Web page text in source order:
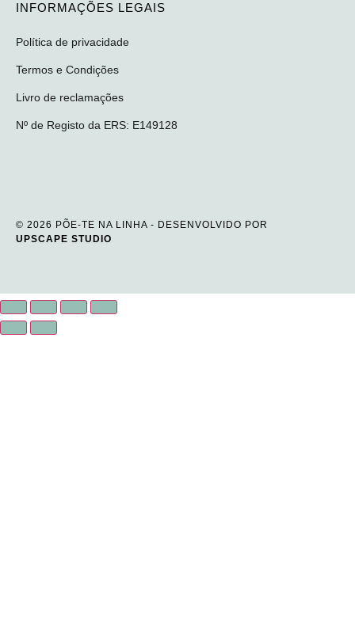
INFORMAÇÕES LEGAIS
Política de privacidade
Termos e Condições
Livro de reclamações
Nº de Registo da ERS: E149128
© 2026 PÕE-TE NA LINHA - DESENVOLVIDO POR
UPSCAPE STUDIO